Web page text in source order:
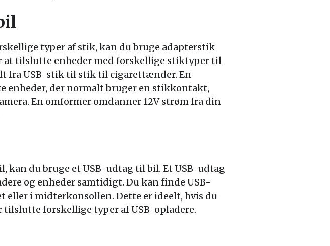
typer af stik, kan du bruge adapterstik
at tilslutte enheder med forskellige stiktyper til
fra USB-stik til stik til cigarettænder. En
enheder, der normalt bruger en stikkontakt,
En omformer omdanner 12V strøm fra din
kan du bruge et USB-udtag til bil. Et USB-udtag
og enheder samtidigt. Du kan finde USB-
i midterkonsollen. Dette er ideelt, hvis du
tilslutte forskellige typer af USB-opladere.